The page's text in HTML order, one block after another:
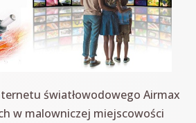
światłowodowego Airmax
w malowniczej miejscowości